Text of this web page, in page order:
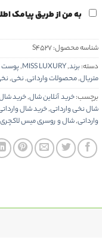
به من از طریق پیامک
شناسه محصول:S4527
دسته:برند,
MISS LUXURY
,پوست
متریال,محصولات وارداتی,نخی,
برچسب:خرید آنلاین شال,خرید
شال نخی وارداتی,خرید شال
وارداتی,شال و روسری میس لاکچری